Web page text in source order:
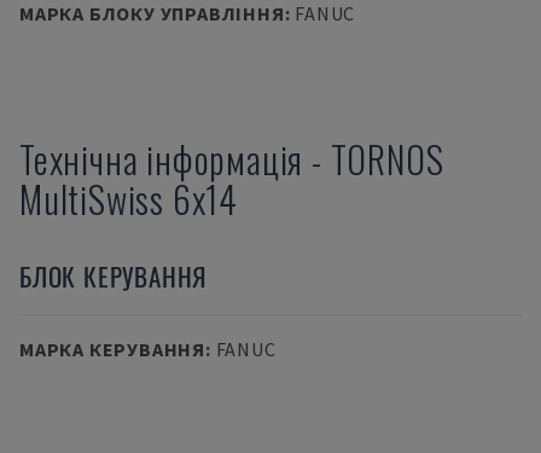
МАРКА БЛОКУ УПРАВЛІННЯ: FANUC
Технічна інформація - TORNOS
MultiSwiss 6x14
БЛОК КЕРУВАННЯ
МАРКА КЕРУВАННЯ: FANUC